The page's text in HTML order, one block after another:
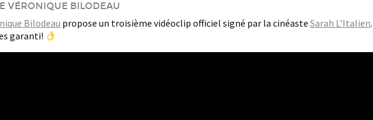
VÉRONIQUE BILODEAU
Bilodeau propose un troisième vidéoclip officiel signé par la cinéaste Sarah L’Italien.
garanti!